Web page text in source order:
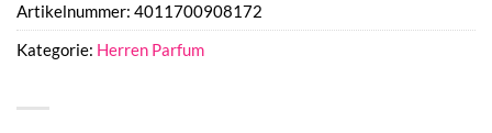
Artikelnummer: 4011700908172
Kategorie: Herren Parfum